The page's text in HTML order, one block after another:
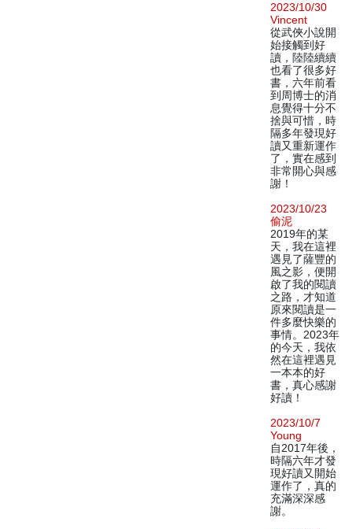
2023/10/30
Vincent
從武俠小說開
始接觸到好
讀，陸陸續續
也看了很多好
書，六年前看
到周博士的消
息覺得十分不
捨與可惜，時
隔多年發現好
讀又重新運作
了，實在感到
非常開心與感
謝！
2023/10/23
偷泥
2019年的某
天，我在這裡
遇見了薩豐的
風之影，便開
啟了我的閱讀
之路，才知道
原來閱讀是一
件多麼快樂的
事情。2023年
的今天，我依
然在這裡遇見
一本本的好
書，真心感謝
好讀！
2023/10/7
Young
自2017年後，
時隔六年才發
現好讀又開始
運作了，真的
充滿深深感
謝。